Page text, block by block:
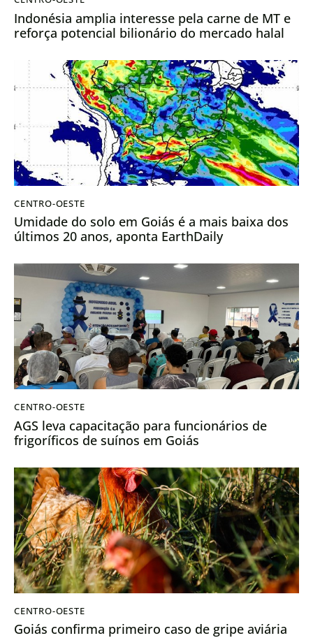
Indonésia amplia interesse pela carne de MT e
reforça potencial bilionário do mercado halal
CENTRO-OESTE
Umidade do solo em Goiás é a mais baixa dos
últimos 20 anos, aponta EarthDaily
CENTRO-OESTE
AGS leva capacitação para funcionários de
frigoríficos de suínos em Goiás
CENTRO-OESTE
Goiás confirma primeiro caso de gripe aviária